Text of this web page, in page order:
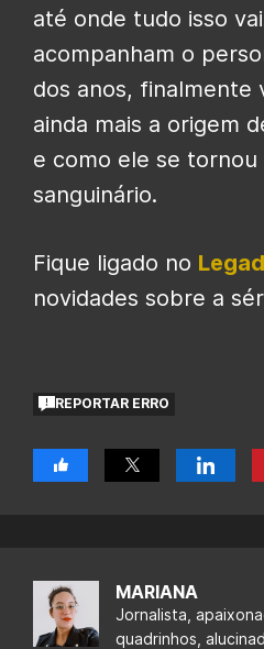
até onde tudo isso
acompanham o
dos anos, finalmente
ainda mais a origem
e como ele se tornou
sanguinário.
Fique ligado no
novidades sobre a
REPORTAR ERRO
MARIANA
Jornalista,
quadrinhos,